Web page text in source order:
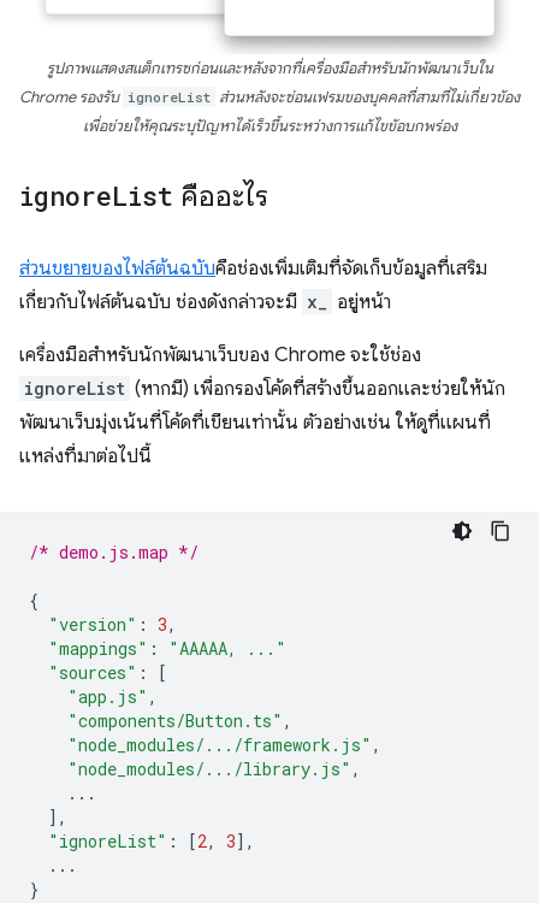
รูปภาพแสดงสแต็กเทรซก่อนและหลังจากที่เครื่องมือสำหรับนักพัฒนาเว็บใน
Chrome รองรับ ignoreList ส่วนหลังจะซ่อนเฟรมของบุคคลที่สามที่ไม่เกี่ยวข้อง
เพื่อช่วยให้คุณระบุปัญหาได้เร็วขึ้นระหว่างการแก้ไขข้อบกพร่อง
ignoreList คืออะไร
ส่วนขยายของไฟล์ต้นฉบับคือช่องเพิ่มเติมที่จัดเก็บข้อมูลที่เสริม
เกี่ยวกับไฟล์ต้นฉบับ ช่องดังกล่าวจะมี x_ อยู่หน้า
เครื่องมือสำหรับนักพัฒนาเว็บของ Chrome จะใช้ช่อง
ignoreList (หากมี) เพื่อกรองโค้ดที่สร้างขึ้นออกและช่วยให้นัก
พัฒนาเว็บมุ่งเน้นที่โค้ดที่เขียนเท่านั้น ตัวอย่างเช่น ให้ดูที่แผนที่
แหล่งที่มาต่อไปนี้
/* demo.js.map */
{
"version" : 3,
"mappings" :
"AAAAA, ..."
"sources" :
[
"app.js" ,
"components/Button.ts" ,
"node_modules/.../framework.js" ,
"node_modules/.../library.js" ,
...
],
"ignoreList" : [2, 3],
...
}